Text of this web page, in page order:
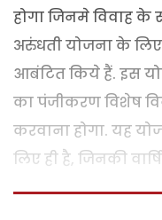
होगा जिनमे विवाह के
अरुंधती योजना के
आबंटित किये हैं. इस
का पंजीकरण विशेष
करवाना होगा. यह
लिए ही है, जिनकी